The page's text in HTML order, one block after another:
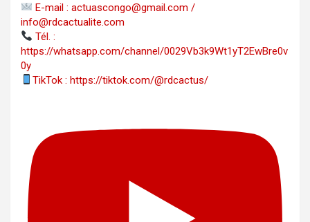
E-mail : actuascongo@gmail.com /
info@rdcactualite.com
Tél. : ‪‪‪‪‪‪‪‪‪‪‪‪‪‪‪‪‪‪‪‪‪‪‪‪‪‪‪‪‪‪‪‪
https://whatsapp.com/channel/0029Vb3k9Wt1yT2EwBre0v
0y
TikTok : https://tiktok.com/@rdcactus/